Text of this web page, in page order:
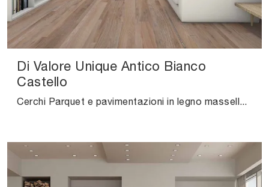
Di Valore Unique Antico Bianco
Castello
Cerchi Parquet e pavimentazioni in legno massello? Ecco qui la soluzione Di Valore Unique Antico Bianco Castello di Salis: ti sta aspettando nel ...